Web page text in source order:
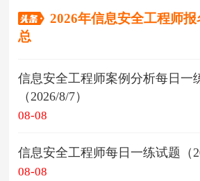
2026年信息安全工程师
总
信息安全工程师案例分析每日一
（2026/8/7）
08-08
信息安全工程师每日一练试题（
08-08